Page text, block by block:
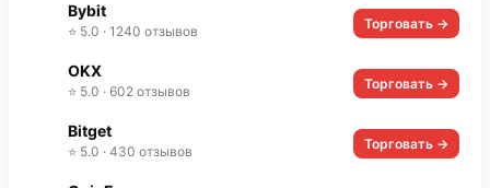
Bybit
⭐ 5.0 · 1240 отзывов Торговать →
OKX
⭐ 5.0 · 602 отзывов Торговать →
Bitget
⭐ 5.0 · 430 отзывов Торговать →